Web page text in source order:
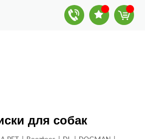
для собак